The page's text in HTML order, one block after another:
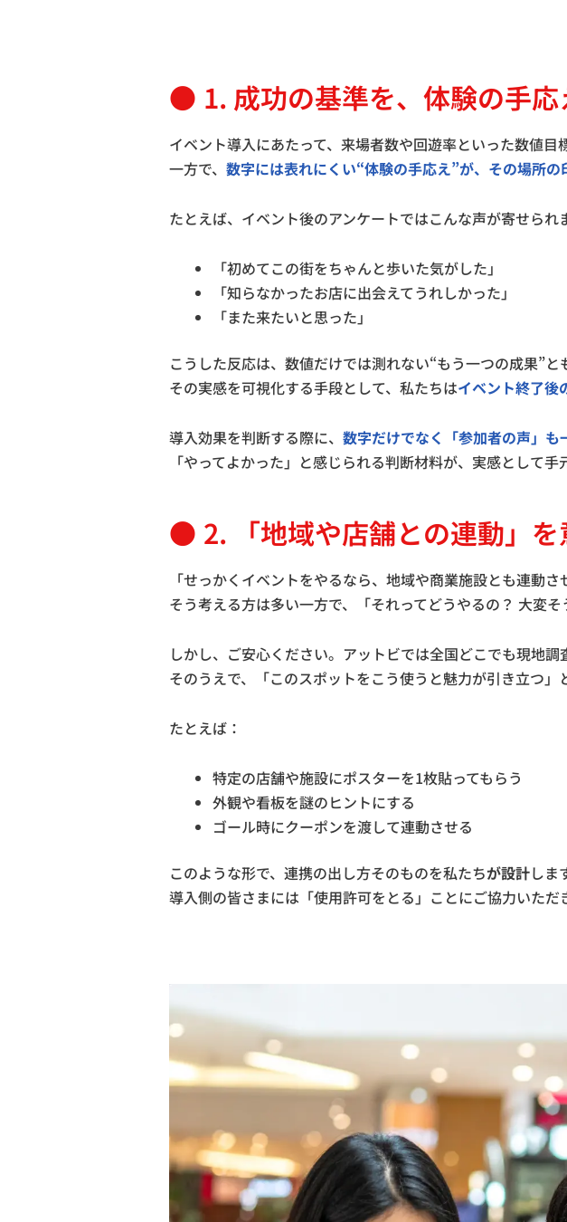
1. 成功の基準を、体験の手
イベント導入にあたって、来場者数や回遊率といった数値目
一方で、 数字には表れにくい“体験の手応え”が、その場所の
たとえば、イベント後のアンケートではこんな声が寄せられ
「初めてこの街をちゃんと歩いた気がした」
「知らなかったお店に出会えてうれしかった」
「また来たいと思った」
こうした反応は、数値だけでは測れない“もう一つの成果”と
その実感を可視化する手段として、私たちはイベント終了後
導入効果を判断する際に、 数字だけでなく「参加者の声」も
「やってよかった」と感じられる判断材料が、実感として手
2. 「地域や店舗との連動」を
「せっかくイベントをやるなら、地域や商業施設とも連動さ
そう考える方は多い一方で、「それってどうやるの？ 大変
しかし、ご安心ください。アットビでは全国どこでも現地調
そのうえで、「このスポットをこう使うと魅力が引き立つ」
たとえば：
特定の店舗や施設にポスターを1枚貼ってもらう
外観や看板を謎のヒントにする
ゴール時にクーポンを渡して連動させる
このような形で、連携の出し方そのものを私たちが設計しま
導入側の皆さまには「使用許可をとる」ことにご協力いただ